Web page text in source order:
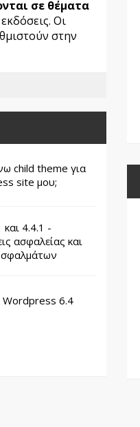
σε θέματα
Οι
στην
child theme για
site μου;
και 4.4.1 -
ασφαλείας και
Wordpress 6.4